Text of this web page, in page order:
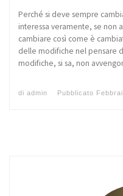
Perché si deve sempre
interessa veramente, se non
cambiare così come è
delle modifiche nel pensare
modifiche, si sa, non
di admin Pubblicato